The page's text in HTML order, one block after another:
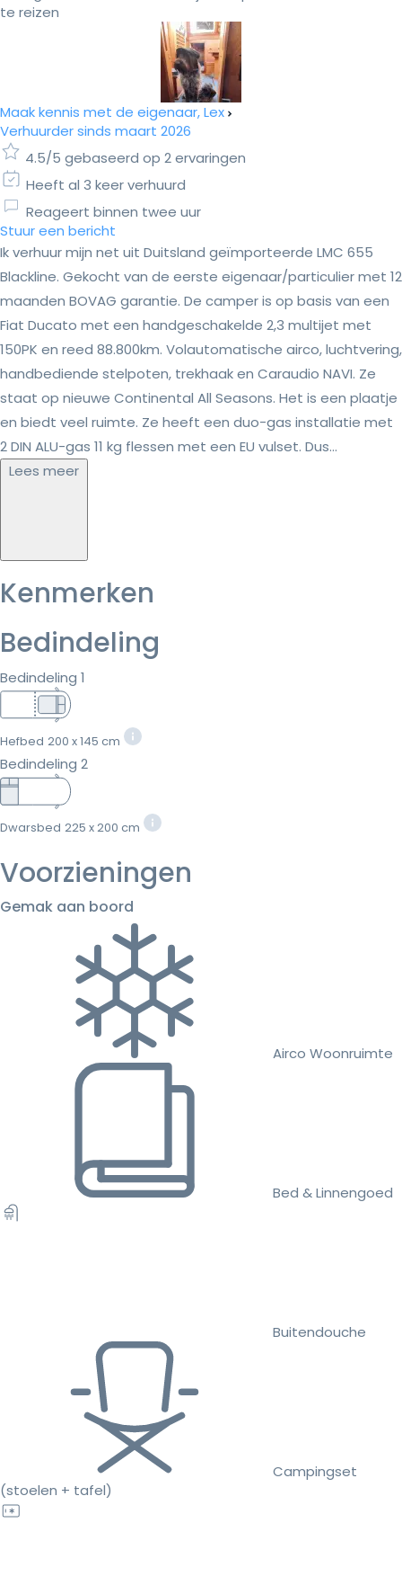
te reizen
Maak kennis met de eigenaar, Lex
Verhuurder sinds maart 2026
4.5/5 gebaseerd op 2 ervaringen
Heeft al 3 keer verhuurd
Reageert binnen twee uur
Stuur een bericht
Ik verhuur mijn net uit Duitsland geïmporteerde LMC 655
Blackline. Gekocht van de eerste eigenaar/particulier met 12
maanden BOVAG garantie. De camper is op basis van een
Fiat Ducato met een handgeschakelde 2,3 multijet met
150PK en reed 88.800km. Volautomatische airco, luchtvering,
handbediende stelpoten, trekhaak en Caraudio NAVI. Ze
staat op nieuwe Continental All Seasons. Het is een plaatje
en biedt veel ruimte. Ze heeft een duo-gas installatie met
2 DIN ALU-gas 11 kg flessen met een EU vulset. Dus...
Lees meer
Kenmerken
Bedindeling
Bedindeling 1
Hefbed 200 x 145 cm
Bedindeling 2
Dwarsbed 225 x 200 cm
Voorzieningen
Gemak aan boord
Airco Woonruimte
Bed & Linnengoed
Buitendouche
Campingset
(stoelen + tafel)